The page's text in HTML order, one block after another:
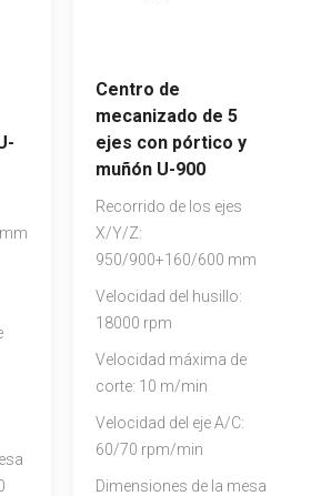
Centro de
mecanizado de 5
ejes con pórtico y
muñón U-900
Recorrido de los ejes
X/Y/Z:
950/900+160/600 mm
Velocidad del husillo:
18000 rpm
Velocidad máxima de
corte: 10 m/min
Velocidad del eje A/C:
60/70 rpm/min
Dimensiones de la mesa